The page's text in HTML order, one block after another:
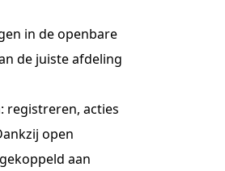
in de openbare
de juiste afdeling
registreren, acties
open
aan